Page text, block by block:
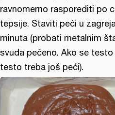
ravnomerno rasporediti po
tepsije. Staviti peći u
minuta (probati metalnim
svuda pečeno. Ako se
testo treba još peći).